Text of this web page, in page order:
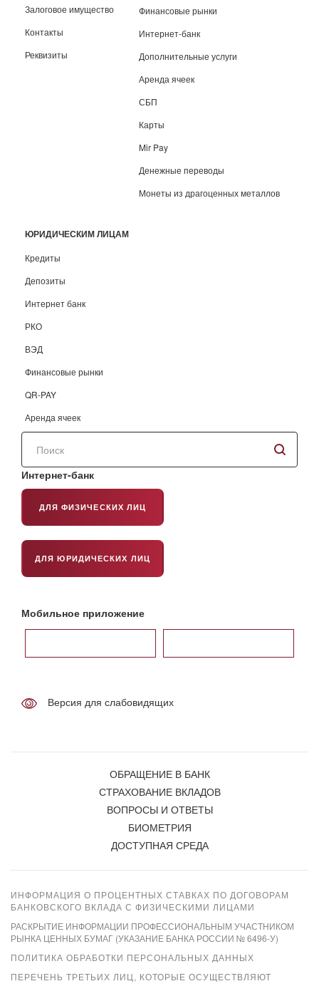
Залоговое имущество
Контакты
Реквизиты
Финансовые рынки
Интернет-банк
Дополнительные услуги
Аренда ячеек
СБП
Карты
Mir Pay
Денежные переводы
Монеты из драгоценных металлов
ЮРИДИЧЕСКИМ ЛИЦАМ
Кредиты
Депозиты
Интернет банк
РКО
ВЭД
Финансовые рынки
QR-PAY
Аренда ячеек
Поиск
сайту
Интернет-банк
ДЛЯ ФИЗИЧЕСКИХ ЛИЦ
ДЛЯ ЮРИДИЧЕСКИХ ЛИЦ
Мобильное приложение
Версия для слабовидящих
ОБРАЩЕНИЕ В БАНК
СТРАХОВАНИЕ ВКЛАДОВ
ВОПРОСЫ И ОТВЕТЫ
БИОМЕТРИЯ
ДОСТУПНАЯ СРЕДА
ИНФОРМАЦИЯ О ПРОЦЕНТНЫХ СТАВКАХ ПО ДОГОВОРАМ
БАНКОВСКОГО ВКЛАДА С ФИЗИЧЕСКИМИ ЛИЦАМИ
РАСКРЫТИЕ ИНФОРМАЦИИ ПРОФЕССИОНАЛЬНЫМ УЧАСТНИКОМ
РЫНКА ЦЕННЫХ БУМАГ (УКАЗАНИЕ БАНКА РОССИИ № 6496-У)
ПОЛИТИКА ОБРАБОТКИ ПЕРСОНАЛЬНЫХ ДАННЫХ
ПЕРЕЧЕНЬ ТРЕТЬИХ ЛИЦ, КОТОРЫЕ ОСУЩЕСТВЛЯЮТ